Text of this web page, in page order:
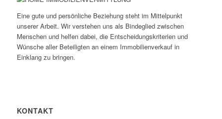
Eine gute und persönliche Beziehung steht im Mittelpunkt
unserer Arbeit. Wir verstehen uns als Bindeglied zwischen
Menschen und helfen dabei, die Entscheidungskriterien und
Wünsche aller Beteiligten an einem Immobilienverkauf in
Einklang zu bringen.
KONTAKT